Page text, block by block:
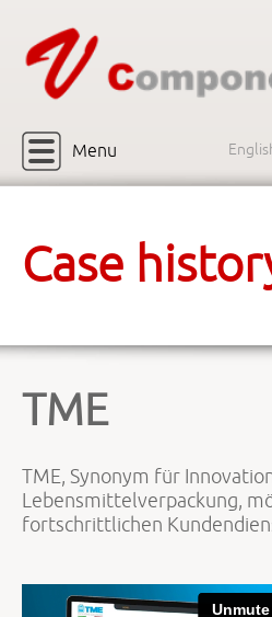
Menu
Case
TME
TME, Synonym für
Lebensmittelverpackung,
fortschrittlichen